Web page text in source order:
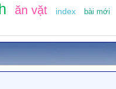
ăn vặt index bài mới